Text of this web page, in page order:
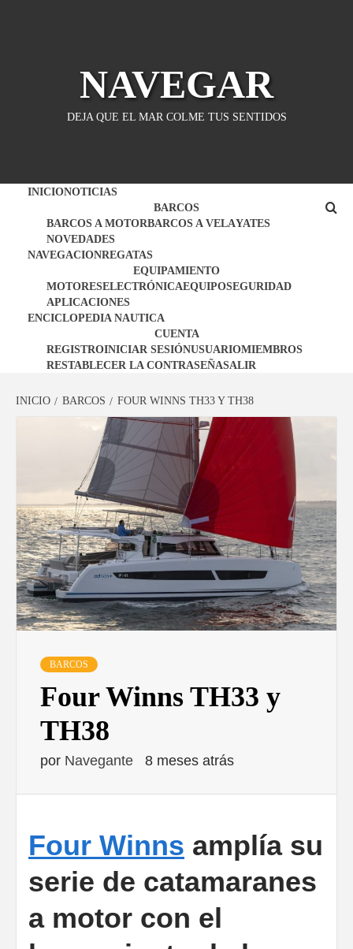
NAVEGAR
DEJA QUE EL MAR COLME TUS SENTIDOS
INICIONOTICIAS
BARCOS
BARCOS A MOTORBARCOS A VELAYATES
NOVEDADES
NAVEGACIONREGATAS
EQUIPAMIENTO
MOTORESELECTRÓNICAEQUIPOSEGURIDAD
APLICACIONES
ENCICLOPEDIA NAUTICA
CUENTA
REGISTROINICIAR SESIÓNUSUARIOMIEMBROS
RESTABLECER LA CONTRASEÑASALIR
INICIO BARCOS FOUR WINNS TH33 Y TH38
BARCOS
Four Winns TH33 y
TH38
por Navegante 8 meses atrás
Four Winns amplía su
serie de catamaranes
a motor con el